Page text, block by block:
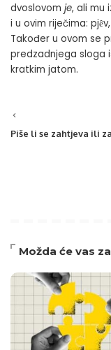
dvoslovom je, ali mu
i u ovim riječima:
Također u ovom se
predzadnjega sloga
kratkim jatom.
Piše li se zahtjeva ili
Možda će vas